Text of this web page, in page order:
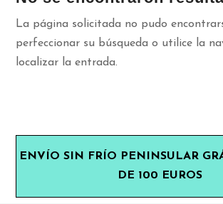
La página solicitada no pudo
perfeccionar su búsqueda o utilice la
localizar la entrada.
ENVÍO SIN FRÍO PENINSULAR
DE 100 EUROS